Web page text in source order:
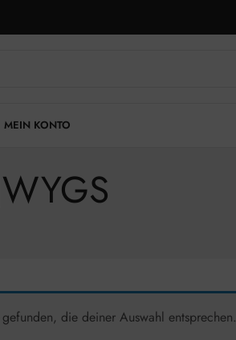
MEIN KONTO
die deiner Auswahl entsprechen.